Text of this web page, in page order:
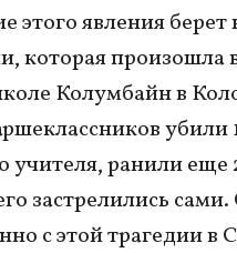
этого явления берет
которая произошла
Колумбайн в
убили
учителя, ранили еще
застрелились сами.
с этой трагедии